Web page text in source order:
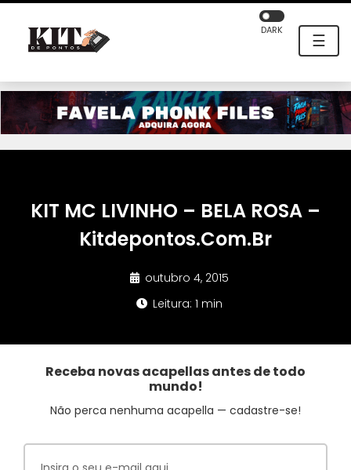
☰
DARK
KIT MC LIVINHO – BELA ROSA –
Kitdepontos.Com.Br
outubro 4, 2015
Leitura: 1 min
Receba novas acapellas antes de todo
mundo!
Não perca nenhuma acapella — cadastre-se!